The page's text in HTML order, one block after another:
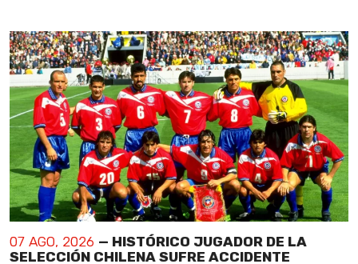
07 AGO, 2026 — HISTÓRICO JUGADOR DE LA
SELECCIÓN CHILENA SUFRE ACCIDENTE